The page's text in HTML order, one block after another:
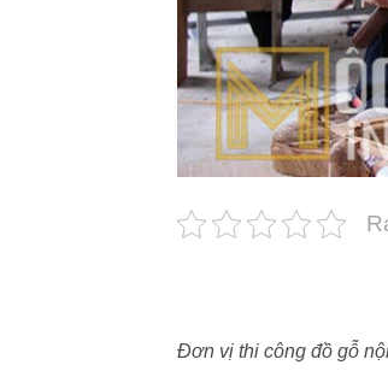
Đơn vị thi công đồ gỗ